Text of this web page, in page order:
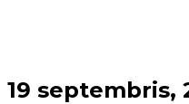
19 septembris,